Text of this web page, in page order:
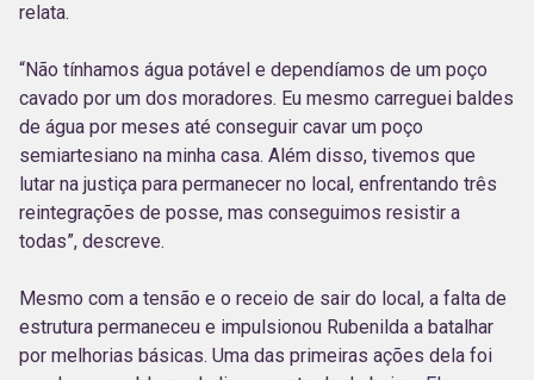
relata.
“Não tínhamos água potável e dependíamos de um poço
cavado por um dos moradores. Eu mesmo carreguei baldes
de água por meses até conseguir cavar um poço
semiartesiano na minha casa. Além disso, tivemos que
lutar na justiça para permanecer no local, enfrentando três
reintegrações de posse, mas conseguimos resistir a
todas”, descreve.
Mesmo com a tensão e o receio de sair do local, a falta de
estrutura permaneceu e impulsionou Rubenilda a batalhar
por melhorias básicas. Uma das primeiras ações dela foi